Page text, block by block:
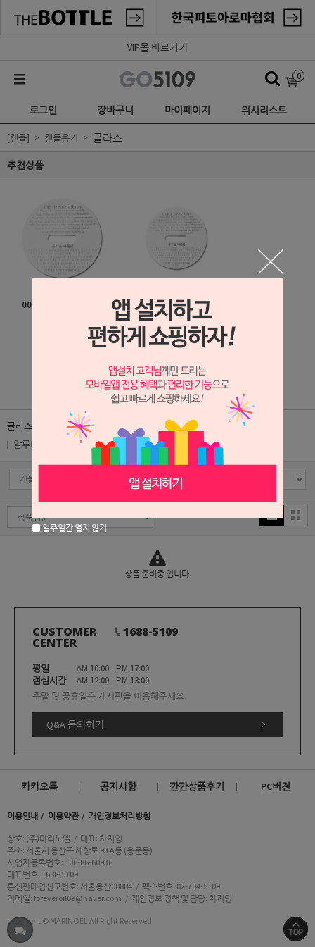
VIP몰 바로가기
0
로그인 장바구니 마이페이지 위시리스트
[캔들] 캔들용기 글라스
추천상품
0008) PP 캔들 리드 -
0006) PP 캔들 리드 -
130ml
96원 78원
1/2
글라스 글라스 자 미국 리비글라스 미국 리비글라스 자
알루미늄/스틸
티라이트/보티브용기 캔들리드(뚜껑)
상품 준비중 입니다.
CUSTOMER
CENTER
1688-5109
평일
AM 10:00 - PM 17:00
점심시간
AM 12:00 - PM 13:00
주말 및 공휴일은 게시판을 이용해주세요.
Q&A 문의하기
카카오톡 공지사항 깐깐상품후기 PC버전
이용안내 이용약관 개인정보처리방침
상호: (주)마리노엘 / 대표: 차지영
주소: 서울시 용산구 새창로 93 A동 (용문동)
사업자등록번호: 106-86-60936
대표번호: 1688-5109
통신판매업신고번호: 서울용산00884 / 팩스번호: 02-704-5109
이메일: foreveroil09@naver.com / 개인정보 정책 및 담당: 차지영
copyright © MARINOEL All Right Reserved
일주일간 열지 않기